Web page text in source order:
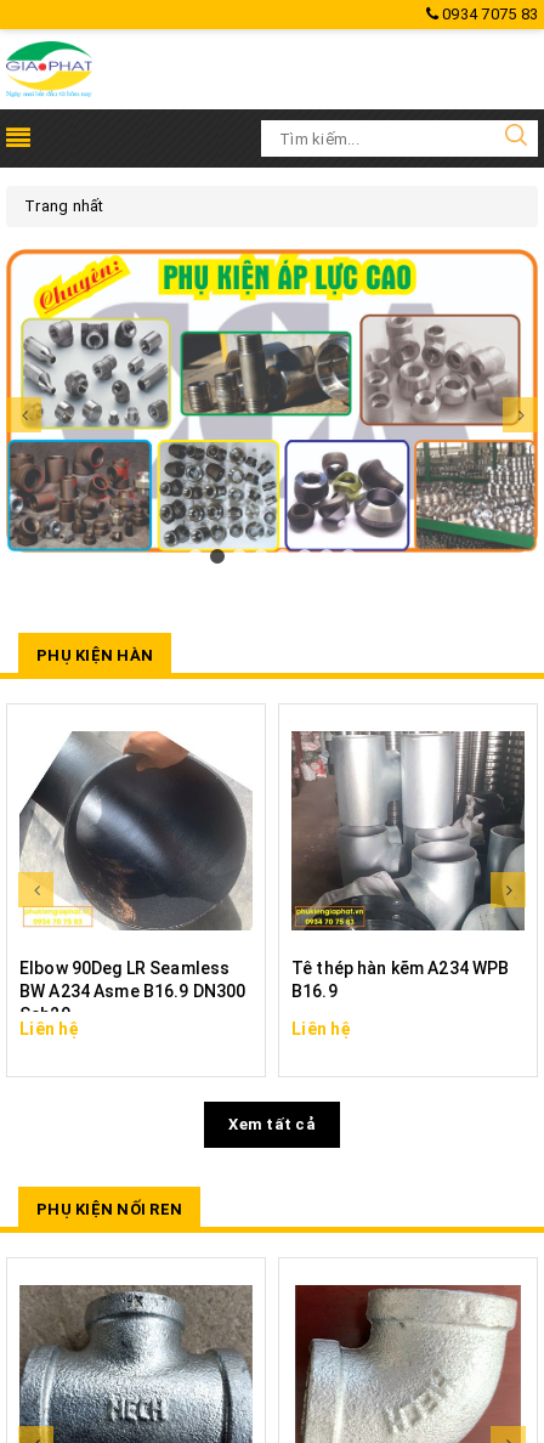
0934 7075 83
Trang nhất
PHỤ KIỆN HÀN
Elbow 90Deg LR Seamless
BW A234 Asme B16.9 DN300
Sch20
Liên hệ
Tê thép hàn kẽm A234 WPB
B16.9
Liên hệ
Xem tất cả
PHỤ KIỆN NỐI REN